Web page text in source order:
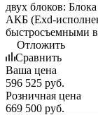
двух блоков:
АКБ (Exd-
быстросъемными
Отложить
Сравнить
Ваша цена
596 525 руб.
Розничная цена
669 500 руб.